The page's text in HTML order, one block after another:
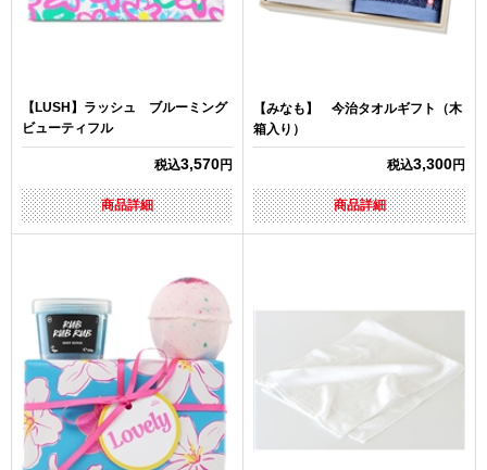
【LUSH】ラッシュ ブルーミング
ビューティフル
税込3,570円
商品詳細
【みなも】 今治タオルギフト（木
箱入り）
税込3,300円
商品詳細